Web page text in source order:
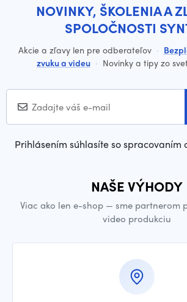
NOVINKY, ŠKOLENIA A
SPOLOČNOSTI
Akcie a zľavy len pre odberateľov ·
zvuku a videu · Novinky a tipy zo
Prihlásením súhlasíte so spracovaním
NAŠE VÝHODY
Viac ako len e-shop — sme partnerom
video produkciu